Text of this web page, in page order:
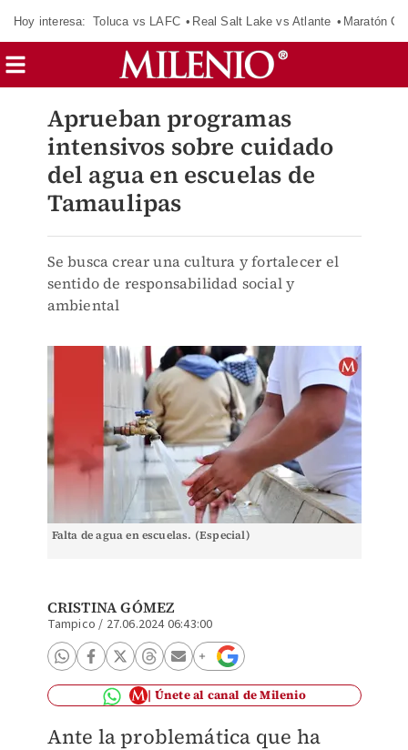
Hoy interesa: Toluca vs LAFC Real Salt Lake vs Atlante Maratón
Aprueban programas
intensivos sobre cuidado
del agua en escuelas de
Tamaulipas
Se busca crear una cultura y fortalecer el
sentido de responsabilidad social y
ambiental
Falta de agua en escuelas. (Especial)
CRISTINA GÓMEZ
Tampico / 27.06.2024 06:43:00
Únete al canal de Milenio
Ante la problemática que ha